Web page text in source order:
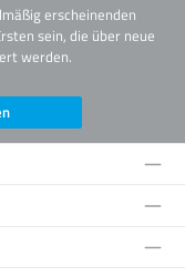
erscheinenden
sein, die über neue
werden.